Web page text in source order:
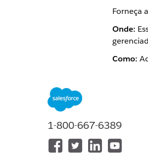
Forneça
Onde:
Como:
ESTE
1-800-667-6389